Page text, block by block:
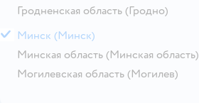
Гродненская область (Гродно)
М Минск (Минск)
Минская область (Минская область)
Могилевская область (Могилев)